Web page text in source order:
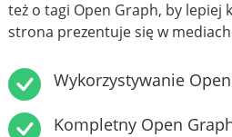
też o tagi Open Graph, by lepiej
strona prezentuje się w
Wykorzystywanie
Kompletny Open